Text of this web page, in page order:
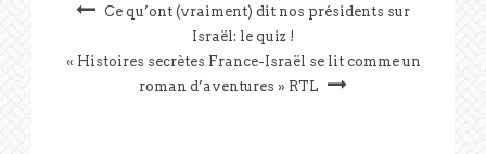
Ce qu’ont (vraiment) dit nos présidents sur
Israël: le quiz !
« Histoires secrètes France-Israël se lit comme un
roman d’aventures » RTL